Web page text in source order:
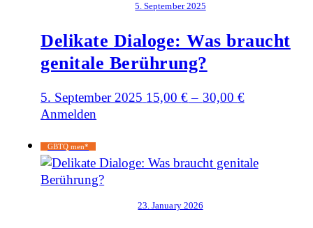
5. September 2025
Delikate Dialoge: Was braucht
genitale Berührung?
5. September 2025 15,00€– 30,00 €
Anmelden
GBTQ men*
23. January 2026